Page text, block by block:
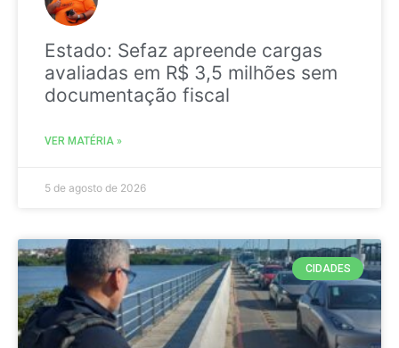
Estado: Sefaz apreende cargas
avaliadas em R$ 3,5 milhões sem
documentação fiscal
VER MATÉRIA »
5 de agosto de 2026
CIDADES